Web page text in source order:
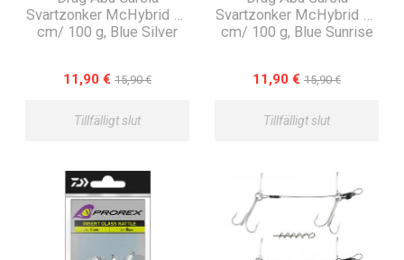
Svartzonker McHybrid 20
cm/ 100 g, Blue Silver
11,90 € 15,90 €
Tillfälligt slut
Svartzonker McHybrid 20
cm/ 100 g, Blue Sunrise
11,90 € 15,90 €
Tillfälligt slut